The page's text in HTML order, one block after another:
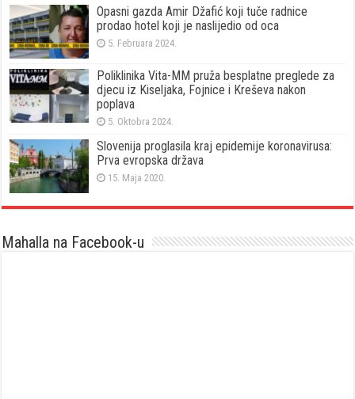
Opasni gazda Amir Džafić koji tuče radnice
prodao hotel koji je naslijedio od oca
5. Februara 2024.
Poliklinika Vita-MM pruža besplatne preglede za
djecu iz Kiseljaka, Fojnice i Kreševa nakon
poplava
5. Oktobra 2024.
Slovenija proglasila kraj epidemije koronavirusa:
Prva evropska država
15. Maja 2020.
Mahalla na Facebook-u